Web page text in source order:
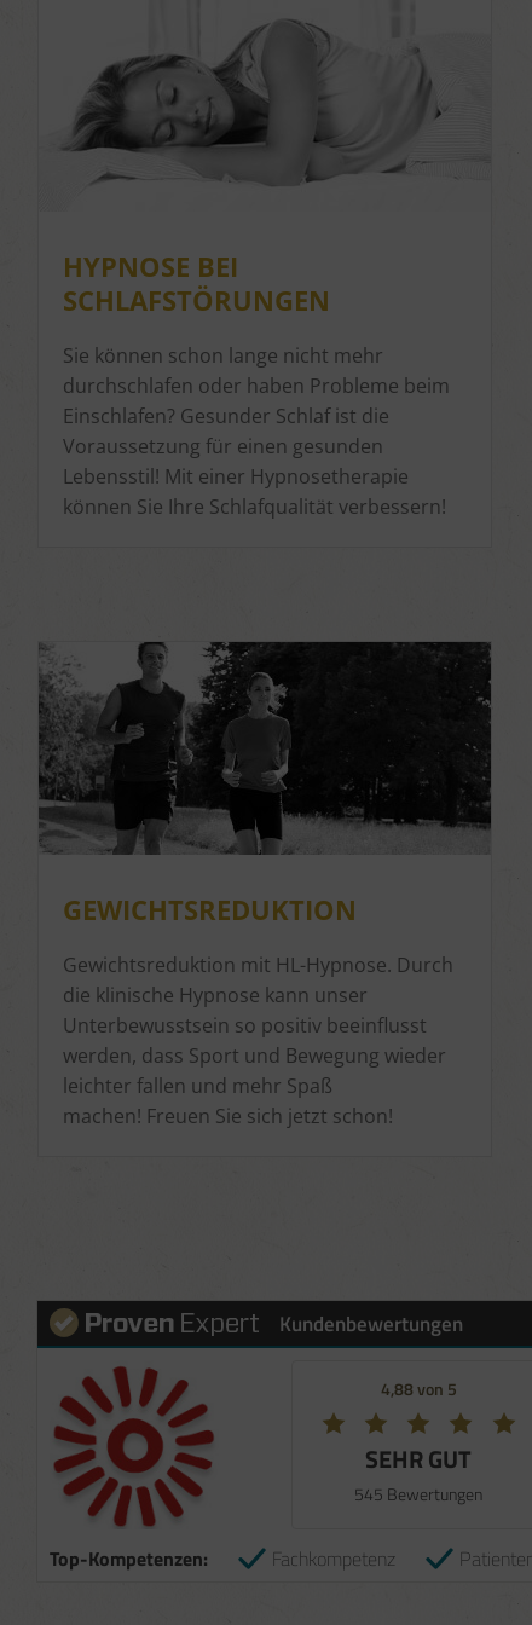
HYPNOSE BEI
SCHLAFSTÖRUNGEN
Sie können schon lange nicht mehr
durchschlafen oder haben Probleme beim
Einschlafen? Gesunder Schlaf ist die
Voraussetzung für einen gesunden
Lebensstil! Mit einer Hypnosetherapie
können Sie Ihre Schlafqualität verbessern!
GEWICHTSREDUKTION
Gewichtsreduktion mit HL-Hypnose. Durch
die klinische Hypnose kann unser
Unterbewusstsein so positiv beeinflusst
werden, dass Sport und Bewegung wieder
leichter fallen und mehr Spaß
machen! Freuen Sie sich jetzt schon!
Kundenbewertungen
4,88 von 5
SEHR GUT
545 Bewertungen
Top-Kompetenzen: Fachkompetenz